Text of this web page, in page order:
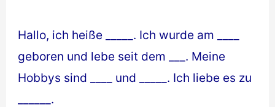
Hallo, ich heiße _____. Ich wurde am ____
geboren und lebe seit dem ___. Meine
Hobbys sind ____ und _____. Ich liebe es zu
______.